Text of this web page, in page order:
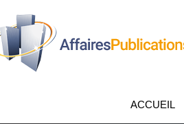
ACCUEIL